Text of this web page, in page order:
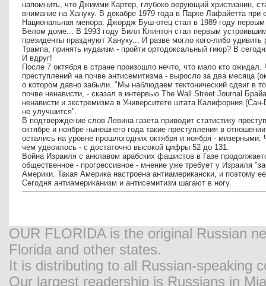
напомнить, что Джимми Картер, глубоко верующий христианин,
внимание на Хануку. В декабре 1979 года в Парке Лафайетта при
Национальная менора. Джордж Буш-отец стал в 1989 году
Белом доме... В 1993 году Билл Клинтон стал первым
президенты празднуют Хануку... И разве могло кого-либо
Трампа, принять иудаизм - пройти ортодоксальный гиюр? В
И вдруг!
После 7 октября в стране произошло нечто, что мало кто
преступлений на почве антисемитизма - выросло за два месяца
о котором давно забыли. "Мы наблюдаем тектонический сдвиг в
почве ненависти, - сказал в интервью The Wall Street Journal
ненависти и экстремизма в Университете штата Калифорния
не улучшится".
В подтверждение слов Левина газета приводит статистику
октябре и ноябре нынешнего года такие преступления в
остались на уровне прошлогодних октября и ноября - мизерными.
чем удвоилось - с достаточно высокой цифры 52 до 131.
Война Израиля с анклавом арабских фашистов в Газе
общественное - прогрессивное - мнение уже требует у Израиля
Америки. Такая Америка настроена антиамерикански, и поэтому
Сегодня антиамериканизм и антисемитизм шагают в ногу.
OUR FLORIDA is the original Russian
Florida and other states.
It is distributing to all Russian-speaking
Our largest readership is Russians in